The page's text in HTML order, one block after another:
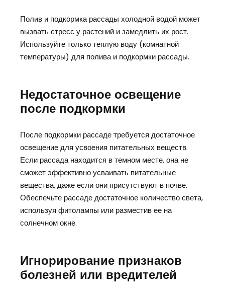
Полив и подкормка рассады холодной водой может
вызвать стресс у растений и замедлить их рост.
Используйте только теплую воду (комнатной
температуры) для полива и подкормки рассады.
Недостаточное освещение
после подкормки
После подкормки рассаде требуется достаточное
освещение для усвоения питательных веществ.
Если рассада находится в темном месте, она не
сможет эффективно усваивать питательные
вещества, даже если они присутствуют в почве.
Обеспечьте рассаде достаточное количество света,
используя фитолампы или разместив ее на
солнечном окне.
Игнорирование признаков
болезней или вредителей